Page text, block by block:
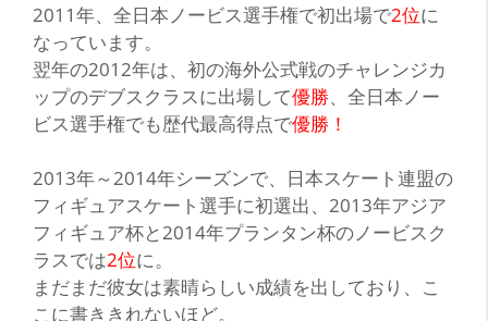
2011年、全日本ノービス選手権で初出場で2位に
なっています。
翌年の2012年は、初の海外公式戦のチャレンジカ
ップのデブスクラスに出場して優勝、全日本ノー
ビス選手権でも歴代最高得点で優勝！
2013年～2014年シーズンで、日本スケート連盟の
フィギュアスケート選手に初選出、2013年アジア
フィギュア杯と2014年プランタン杯のノービスク
ラスでは2位に。
まだまだ彼女は素晴らしい成績を出しており、こ
こに書ききれないほど。